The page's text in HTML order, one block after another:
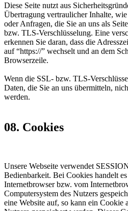
Diese Seite nutzt aus
Übertragung vertraulicher Inhalte,
oder Anfragen, die Sie an uns als
bzw. TLS-Verschlüsselung. Eine
erkennen Sie daran, dass die
auf “https://” wechselt und an dem
Browserzeile.
Wenn die SSL- bzw. TLS-
Daten, die Sie an uns übermitteln,
werden.
08. Cookies
Unsere Webseite verwendet
Bedienbarkeit. Bei Cookies handelt
Internetbrowser bzw. vom
Computersystem des Nutzers
eine Website auf, so kann ein Cookie